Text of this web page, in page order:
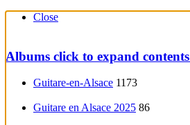
Close
Albums click to expand contents
Guitare-en-Alsace 1173
Guitare en Alsace 2025 86